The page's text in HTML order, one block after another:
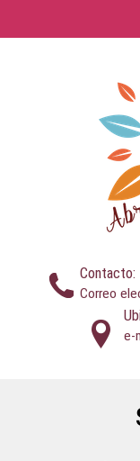
Contacto:
Correo
e-